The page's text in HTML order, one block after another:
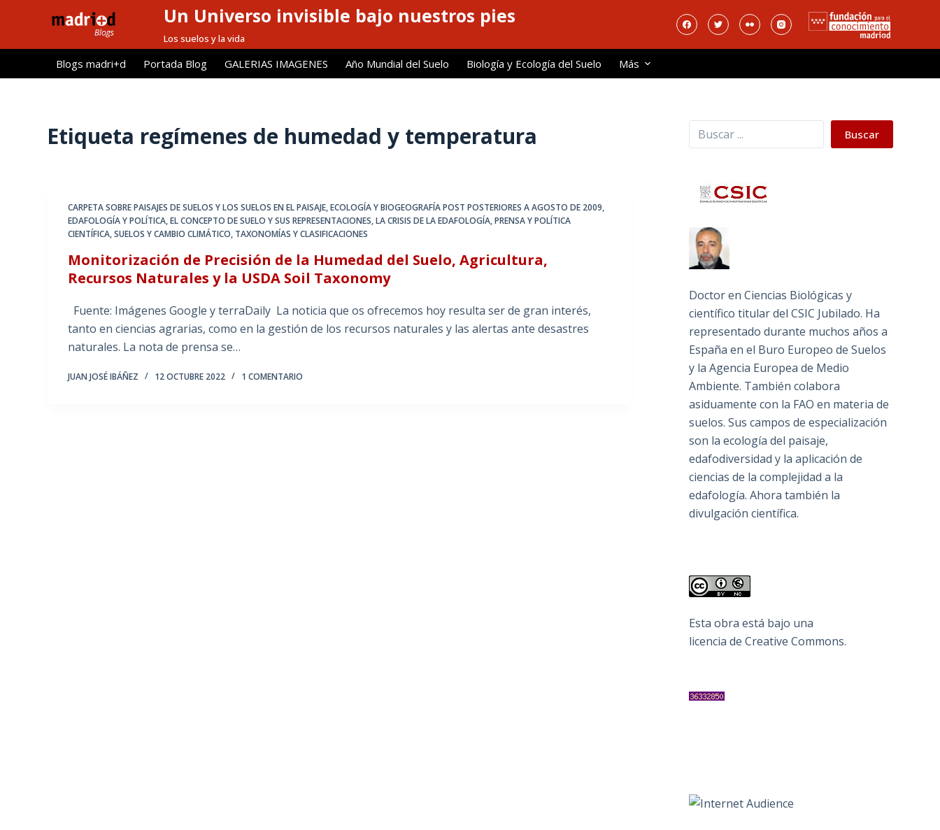
l
Un Universo invisible bajo nuestros pies
Los suelos y la vida
Blogs madri+d Portada Blog GALERIAS IMAGENES Año Mundial del Suelo Biología y Ecología del Suelo Más
Etiqueta regímenes de humedad y temperatura
CARPETA SOBRE PAISAJES DE SUELOS Y LOS SUELOS EN EL PAISAJE,ECOLOGÍA Y BIOGEOGRAFÍA POST POSTERIORES A AGOSTO DE 2009,
EDAFOLOGÍA Y POLÍTICA,EL CONCEPTO DE SUELO Y SUS REPRESENTACIONES,LA CRISIS DE LA EDAFOLOGÍA,PRENSA Y POLÍTICA
CIENTÍFICA,SUELOS Y CAMBIO CLIMÁTICO, TAXONOMÍAS Y CLASIFICACIONES
Monitorización de Precisión de la Humedad del Suelo, Agricultura,
Recursos Naturales y la USDA Soil Taxonomy
Fuente: Imágenes Google y terraDaily La noticia que os ofrecemos hoy resulta ser de gran interés,
tanto en ciencias agrarias, como en la gestión de los recursos naturales y las alertas ante desastres
naturales. La nota de prensa se…
JUAN JOSÉ IBÁÑEZ 12 OCTUBRE 2022 1 COMENTARIO
Buscar Buscar
Doctor en Ciencias Biológicas y
científico titular del CSIC Jubilado. Ha
representado durante muchos años a
España en el Buro Europeo de Suelos
y la Agencia Europea de Medio
Ambiente. También colabora
asiduamente con la FAO en materia de
suelos. Sus campos de especialización
son la ecología del paisaje,
edafodiversidad y la aplicación de
ciencias de la complejidad a la
edafología. Ahora también la
divulgación científica.
Esta obra está bajo una
licencia de Creative Commons.